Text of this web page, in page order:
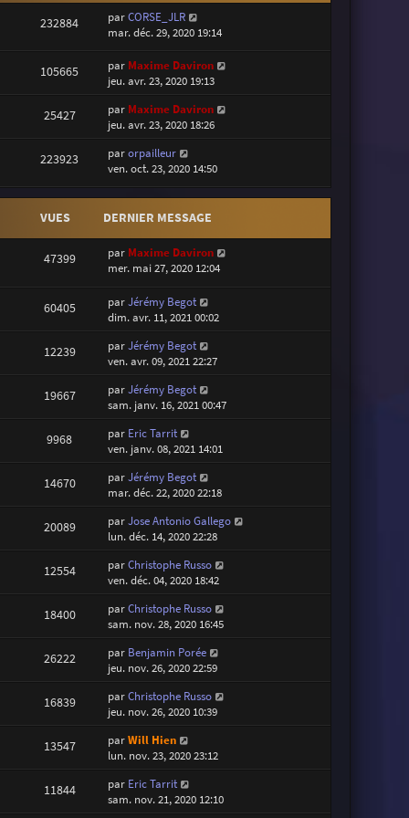
232884 parCORSE_JLR
mar. déc. 29, 2020 19:14
105665 par Maxime Daviron
jeu. avr. 23, 2020 19:13
25427 par Maxime Daviron
jeu. avr. 23, 2020 18:26
223923 parorpailleur
ven. oct. 23, 2020 14:50
VUES DERNIER MESSAGE
47399 par Maxime Daviron
mer. mai 27, 2020 12:04
60405 parJérémy Begot
dim. avr. 11, 2021 00:02
12239 parJérémy Begot
ven. avr. 09, 2021 22:27
19667 parJérémy Begot
sam. janv. 16, 2021 00:47
9968 par Eric Tarrit
ven. janv. 08, 2021 14:01
14670 parJérémy Begot
mar. déc. 22, 2020 22:18
20089 parJose Antonio Gallego
lun. déc. 14, 2020 22:28
12554 parChristophe Russo
ven. déc. 04, 2020 18:42
18400 parChristophe Russo
sam. nov. 28, 2020 16:45
26222 par Benjamin Porée
jeu. nov. 26, 2020 22:59
16839 parChristophe Russo
jeu. nov. 26, 2020 10:39
13547 parWill Hien
lun. nov. 23, 2020 23:12
11844 par Eric Tarrit
sam. nov. 21, 2020 12:10